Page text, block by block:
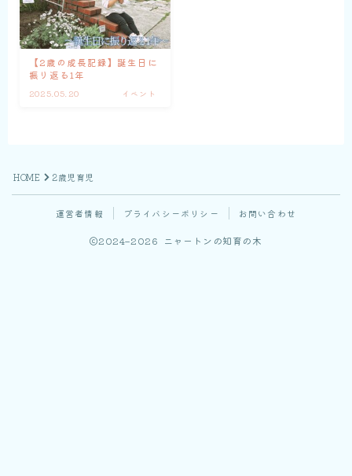
知育おもちゃ
知って得する子育て情報
【2歳の成長記録】誕生日に
振り返る1年
2025.05.20 イベント
HOME 2歳児育児
運営者情報 プライバシーポリシー お問い合わせ
2024–2026 ニャートンの知育の木